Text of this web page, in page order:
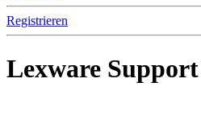
Registrieren
Lexware